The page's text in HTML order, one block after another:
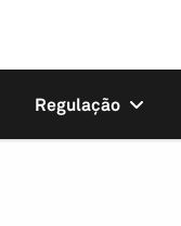
Regulação